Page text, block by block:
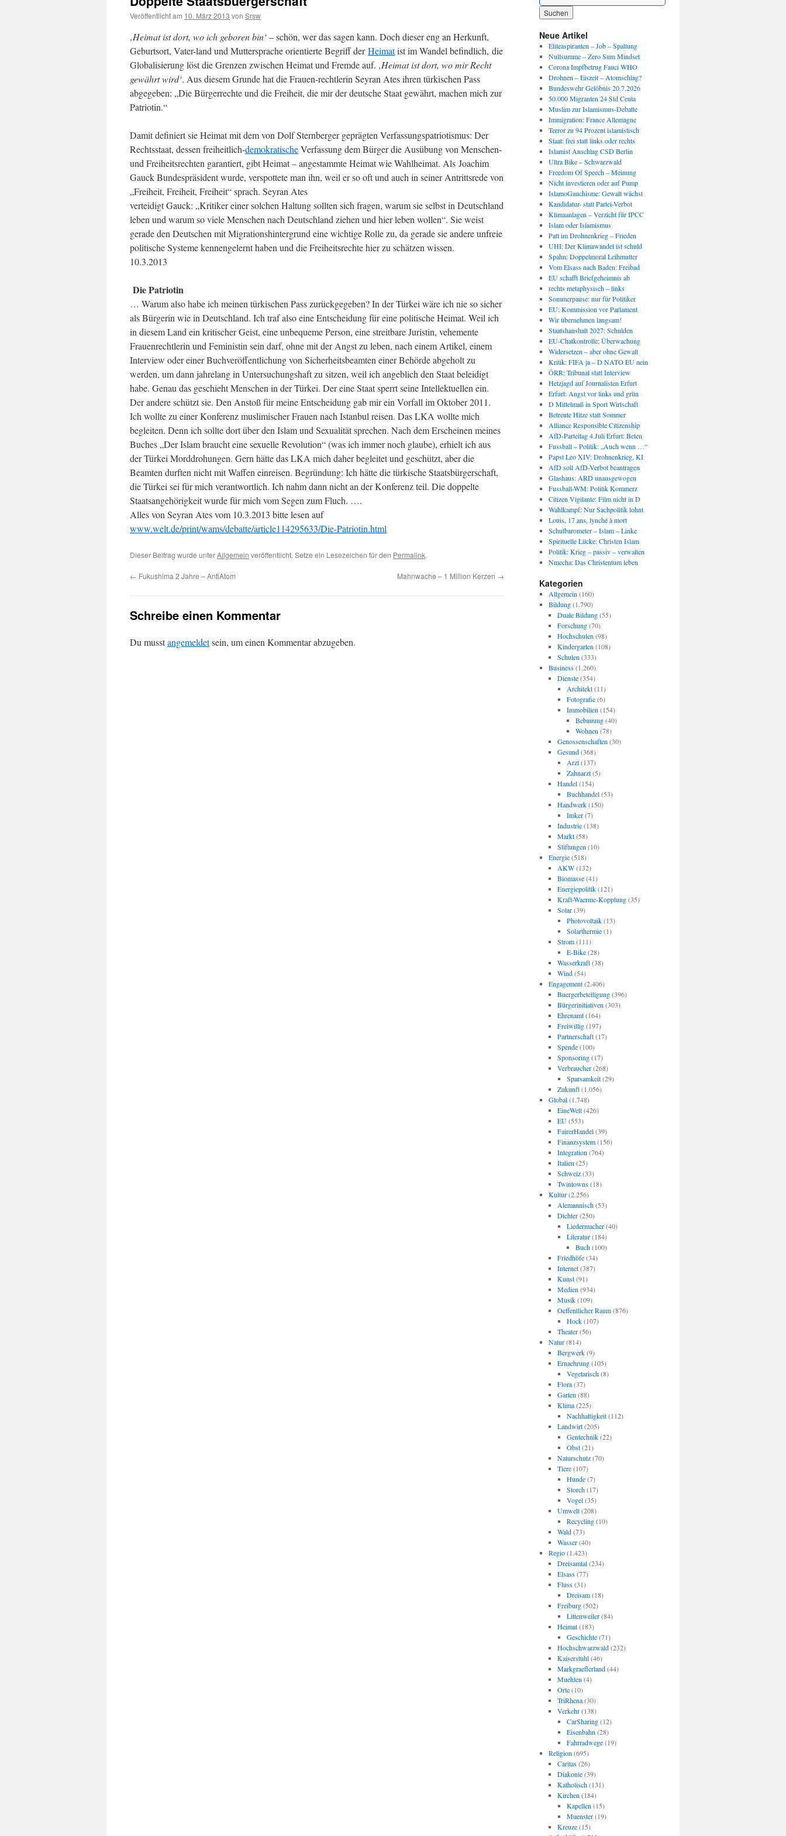
Veröffentlicht am 10. März 2013 von Srsw
‚Heimat ist dort, wo ich geboren bin‘– schön, wer das sagen kann. Doch dieser eng an Herkunft,
Geburtsort, Vater-land und Muttersprache orientierte Begriff derHeimatist im Wandel befindlich, die
Globalisierung löst die Grenzen zwischen Heimat und Fremde auf. ‚Heimat ist dort, wo mir Recht
gewährt wird‘. Aus diesem Grunde hat die Frauen-rechtlerin Seyran Ates ihren türkischen Pass
abgegeben: „Die Bürgerrechte und die Freiheit, die mir der deutsche Staat gewährt, machen mich zur
Patriotin.“
Damit definiert sie Heimat mit dem von Dolf Sternberger geprägten Verfassungspatriotismus: Der
Rechtsstaat, dessen freiheitlich-demokratischeVerfassung dem Bürger die Ausübung von Menschen-
und Freiheitsrechten garantiert, gibt Heimat – angestammte Heimat wie Wahlheimat. Als Joachim
Gauck Bundespräsident wurde, verspottete man ihn, weil er so oft und auch in seiner Antrittsrede von
„Freiheit, Freiheit, Freiheit“ sprach. Seyran Ates
verteidigt Gauck: „Kritiker einer solchen Haltung sollten sich fragen, warum sie selbst in Deutschland
leben und warum so viele Menschen nach Deutschland ziehen und hier leben wollen“. Sie weist
gerade den Deutschen mit Migrationshintergrund eine wichtige Rolle zu, da gerade sie andere unfreie
politische Systeme kennengelernt haben und die Freiheitsrechte hier zu schätzen wissen.
10.3.2013
Die Patriotin
… Warum also habe ich meinen türkischen Pass zurückgegeben? In der Türkei wäre ich nie so sicher
als Bürgerin wie in Deutschland. Ich traf also eine Entscheidung für eine politische Heimat. Weil ich
in diesem Land ein kritischer Geist, eine unbequeme Person, eine streitbare Juristin, vehemente
Frauenrechtlerin und Feministin sein darf, ohne mit der Angst zu leben, nach einem Artikel, einem
Interview oder einer Buchveröffentlichung von Sicherheitsbeamten einer Behörde abgeholt zu
werden, um dann jahrelang in Untersuchungshaft zu sitzen, weil ich angeblich den Staat beleidigt
habe. Genau das geschieht Menschen in der Türkei. Der eine Staat sperrt seine Intellektuellen ein.
Der andere schützt sie. Den Anstoß für meine Entscheidung gab mir ein Vorfall im Oktober 2011.
Ich wollte zu einer Konferenz muslimischer Frauen nach Istanbul reisen. Das LKA wollte mich
begleiten. Denn ich sollte dort über den Islam und Sexualität sprechen. Nach dem Erscheinen meines
Buches „Der Islam braucht eine sexuelle Revolution“ (was ich immer noch glaube), erhielt ich aus
der Türkei Morddrohungen. Gern hätte das LKA mich daher begleitet und geschützt, aber die
Beamten durften nicht mit Waffen einreisen. Begründung: Ich hätte die türkische Staatsbürgerschaft,
die Türkei sei für mich verantwortlich. Ich nahm dann nicht an der Konferenz teil. Die doppelte
Staatsangehörigkeit wurde für mich vom Segen zum Fluch. ….
Alles von Seyran Ates vom 10.3.2013 bitte lesen auf
www.welt.de/print/wams/debatte/article114295633/Die-Patriotin.html
Dieser Beitrag wurde unterAllgemein veröffentlicht. Setze ein Lesezeichen für den Permalink.
← Fukushima 2 Jahre – AntiAtom Mahnwache – 1 Million Kerzen →
Schreibe einen Kommentar
Du musstangemeldetsein, um einen Kommentar abzugeben.
Neue Artikel
Eliteaspiranten – Job – Spaltung
Nullsumme – Zero Sum Mindset
Corona Impfbetrug Fauci WHO
Drohnen – Eiszeit – Atomschlag?
Bundeswehr Gelöbnis 20.7.2026
50.000 Migranten 24 Std Ceuta
Muslim zur Islamismus-Debatte
Immigration: France Allemagne
Terror zu 94 Prozent islamistisch
Staat: frei statt links oder rechts
Islamist Anschlag CSD Berlin
Ultra Bike – Schwarzwald
Freedom Of Speech – Meinung
Nicht investieren oder auf Pump
IslamoGauchisme: Gewalt wächst
Kandidatur- statt Partei-Verbot
Klimaanlagen – Verzicht für IPCC
Islam oder Islamismus
Patt im Drohnenkrieg – Frieden
UHI: Der Klimawandel ist schuld
Spahn: Doppelmoral Leihmutter
Vom Elsass nach Baden: Freibad
EU schafft Briefgeheimnis ab
rechts metaphysisch – links
Sommerpause: nur für Politiker
EU: Kommission vor Parlament
Wir übernehmen langsam!
Staatshaushalt 2027: Schulden
EU-Chatkontrolle: Überwachung
Widersetzen – aber ohne Gewalt
Kritik: FIFA ja – D NATO EU nein
ÖRR: Tribunal statt Interview
Hetzjagd auf Journalisten Erfurt
Erfurt: Angst vor links und grün
D Mittelmaß in Sport Wirtschaft
Betreute Hitze statt Sommer
Alliance Responsible Citizenship
AfD-Parteitag 4.Juli Erfurt: Beten
Fussball – Politik: „Auch wenn …“
Papst Leo XIV: Drohnenkrieg, KI
AfD soll AfD-Verbot beantragen
Glashaus: ARD unausgewogen
Fussball-WM: Politik Kommerz
Citizen Vigilante: Film nicht in D
Wahlkampf: Nur Sachpolitik lohnt
Louis, 17 ans, lynché à mort
Schulbarometer – Islam – Linke
Spirituelle Lücke: Christen Islam
Politik: Krieg – passiv – verwalten
Nmecha: Das Christentum leben
Kategorien
Allgemein (160)
Bildung(1.790)
Duale Bildung(55)
Forschung(70)
Hochschulen (98)
Kindergarten (108)
Schulen (333)
Business(1.260)
Dienste(354)
Architekt(11)
Fotografie(6)
Immobilien (154)
Bebauung(40)
Wohnen (78)
Genossenschaften (30)
Gesund(368)
Arzt(137)
Zahnarzt(5)
Handel(154)
Buchhandel(53)
Handwerk(150)
Imker(7)
Industrie(138)
Markt(58)
Stiftungen (10)
Energie(518)
AKW(132)
Biomasse(41)
Energiepolitik(121)
Kraft-Waerme-Kopplung(35)
Solar(39)
Photovoltaik(13)
Solarthermie(1)
Strom(111)
E-Bike(28)
Wasserkraft(38)
Wind(54)
Engagement(2.406)
Buergerbeteiligung(396)
Bürgerinitiativen (303)
Ehrenamt(164)
Freiwillig(197)
Partnerschaft(17)
Spende(100)
Sponsoring(17)
Verbraucher(268)
Sparsamkeit(29)
Zukunft(1.056)
Global(1.748)
EineWelt(426)
EU(553)
FairerHandel(39)
Finanzsystem(156)
Integration (764)
Italien (25)
Schweiz(33)
Twintowns(18)
Kultur(2.256)
Alemannisch(53)
Dichter(250)
Liedermacher(40)
Literatur(184)
Buch(100)
Friedhöfe(34)
Internet(387)
Kunst(91)
Medien (934)
Musik(109)
Oeffentlicher Raum(876)
Hock(107)
Theater(56)
Natur(814)
Bergwerk(9)
Ernaehrung(105)
Vegetarisch(8)
Flora(37)
Garten (88)
Klima(225)
Nachhaltigkeit(112)
Landwirt(205)
Gentechnik(22)
Obst(21)
Naturschutz(70)
Tiere(107)
Hunde(7)
Storch(17)
Vogel(35)
Umwelt(208)
Recycling(10)
Wald(73)
Wasser(40)
Regio(1.423)
Dreisamtal(234)
Elsass(77)
Fluss(31)
Dreisam(18)
Freiburg(502)
Littenweiler(84)
Heimat(183)
Geschichte(71)
Hochschwarzwald(232)
Kaiserstuhl(46)
Markgraeflerland(44)
Muehlen (4)
Orte(10)
TriRhena(30)
Verkehr(138)
CarSharing(12)
Eisenbahn (28)
Fahrradwege(19)
Religion (695)
Caritas(26)
Diakonie(39)
Katholisch(131)
Kirchen (184)
Kapellen (15)
Muenster(19)
Kreuze(15)